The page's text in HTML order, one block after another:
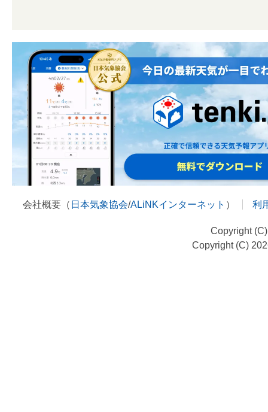
会社概要（ 日本気象協会/ALiNKインターネット ） 利
Copyright
Copyright (C)